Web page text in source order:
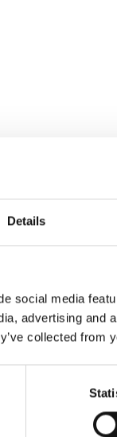
Details
social media
advertising and
collected from
med støtte fra